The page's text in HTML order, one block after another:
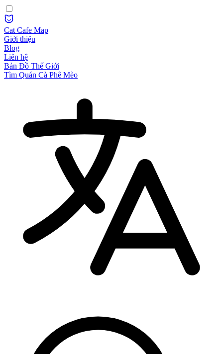
Cat Cafe Map
Giới thiệu
Blog
Liên hệ
Bản Đồ Thế Giới
Tìm Quán Cà Phê Mèo